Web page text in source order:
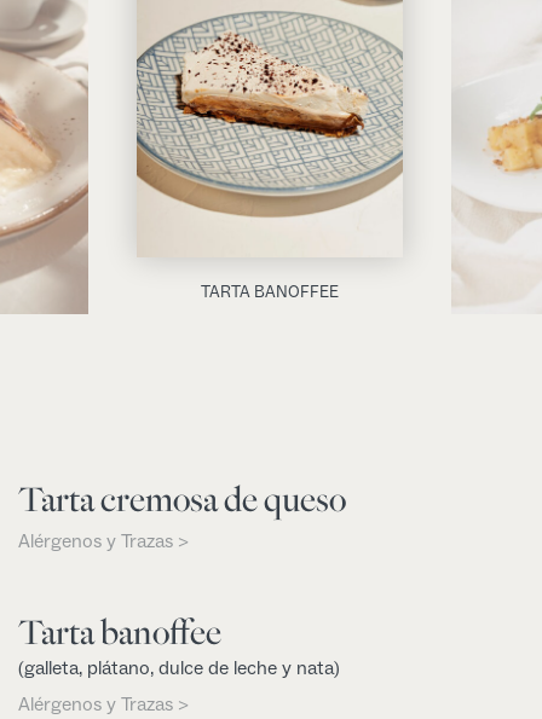
TARTA BANOFFEE
Tarta cremosa de queso
Alérgenos y Trazas >
Tarta banoffee
(galleta, plátano, dulce de leche y nata)
Alérgenos y Trazas >